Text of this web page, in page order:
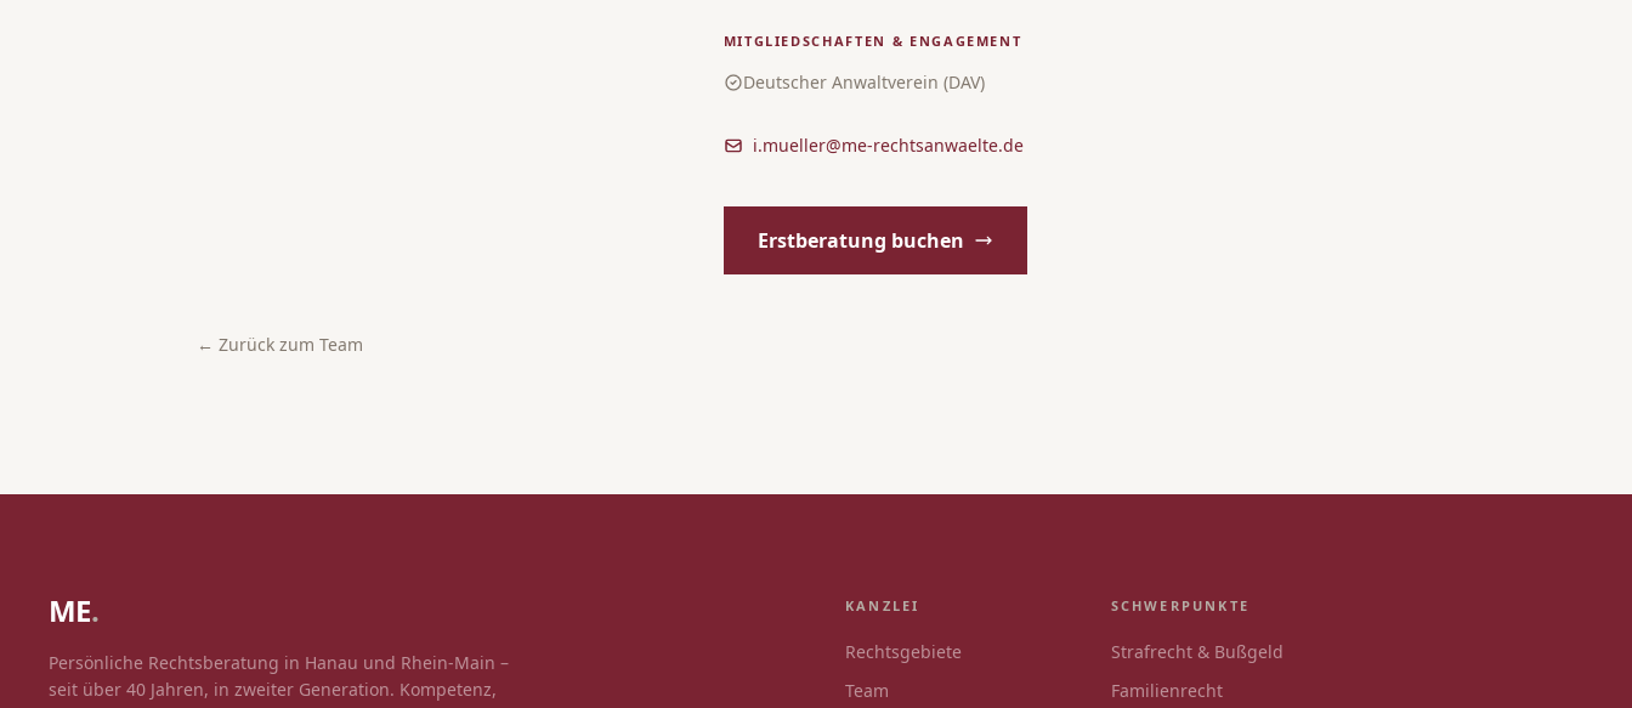
MITGLIEDSCHAFTEN & ENGAGEMENT
Deutscher Anwaltverein (DAV)
i.mueller@me-rechtsanwaelte.de
Erstberatung buchen
← Zurück zum Team
ME.
Persönliche Rechtsberatung in Hanau und Rhein-Main –
seit über 40 Jahren, in zweiter Generation. Kompetenz,
KANZLEI
Rechtsgebiete
Team
SCHWERPUNKTE
Strafrecht & Bußgeld
Familienrecht